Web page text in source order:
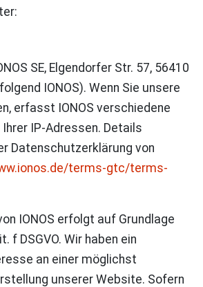
SE, Elgendorfer Str. 57, 56410
IONOS). Wenn Sie unsere
erfasst IONOS verschiedene
IP-Adressen. Details
Datenschutzerklärung von
terms-gtc/terms-
IONOS erfolgt auf Grundlage
f DSGVO. Wir haben ein
an einer möglichst
unserer Website. Sofern